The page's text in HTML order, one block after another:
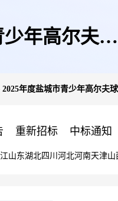
年高尔夫球
2025年度盐城市青少年高尔夫
重新招标 中标通知
山东湖北四川 河北河南天津山